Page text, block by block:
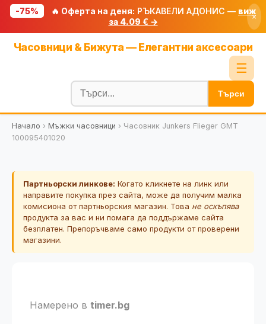
-75% 🔥 Оферта на деня: РЪКАВЕЛИ АДОНИС — виж
за 4.09 € →
×
Часовници & Бижута — Елегантни аксесоари
☰
Блог
🧮 Калкулатори
🔍 Намери продукт
🎟️ Купони
Търси
Начало › Мъжки часовници › Часовник Junkers Flieger GMT
100095401020
Партньорски линкове: Когато кликнете на линк или
направите покупка през сайта, може да получим малка
комисиона от партньорския магазин. Това не оскъпява
продукта за вас и ни помага да поддържаме сайта
безплатен. Препоръчваме само продукти от проверени
магазини.
Намерено в timer.bg